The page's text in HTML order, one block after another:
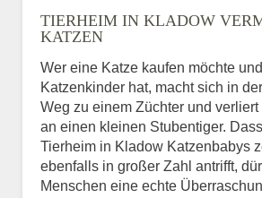
BILD HOCHLADEN
Vermisst seit
Ort des Verschwindens
TIERHEIM IN KLADOW
KATZEN
Wer eine Katze kaufen möchte
Katzenkinder hat, macht sich in
Weg zu einem Züchter und
an einen kleinen Stubentiger.
Tierheim in Kladow Katzenbabys
ebenfalls in großer Zahl antrifft,
Menschen eine echte